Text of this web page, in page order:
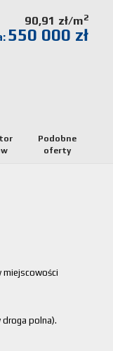
Kontakt
90,91 zł/m2
550 000 zł
Podobne
oferty
miejscowości
polna).